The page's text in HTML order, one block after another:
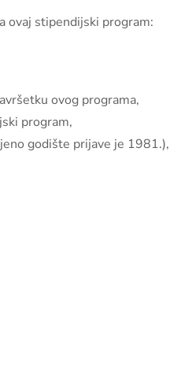
ovaj stipendijski program:
ovog programa,
program,
godište prijave je 1981.),